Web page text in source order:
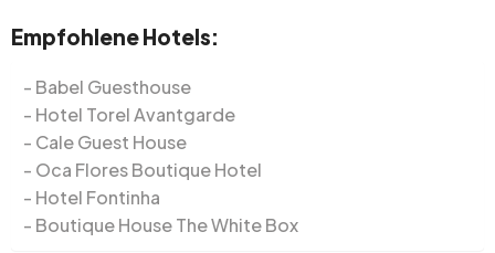
Empfohlene Hotels:
Babel Guesthouse
Hotel Torel Avantgarde
Cale Guest House
Oca Flores Boutique Hotel
Hotel Fontinha
Boutique House The White Box